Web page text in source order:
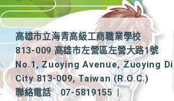
高雄市立海青高級工商職業學校
813-009 高雄市左營區左營大路1號
No.1, Zuoying Avenue, Zuoying
City 813-009, Taiwan (R.O.C.)
聯絡電話
07-5819155
|